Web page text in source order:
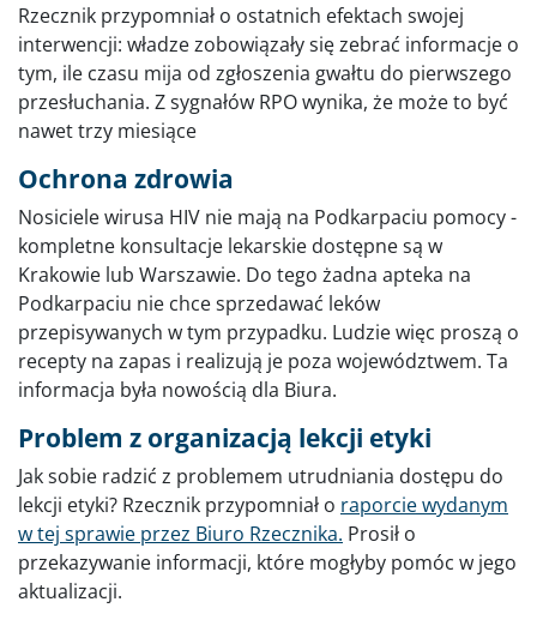
Rzecznik przypomniał o ostatnich efektach swojej
interwencji: władze zobowiązały się zebrać informacje o
tym, ile czasu mija od zgłoszenia gwałtu do pierwszego
przesłuchania. Z sygnałów RPO wynika, że może to być
nawet trzy miesiące
Ochrona zdrowia
Nosiciele wirusa HIV nie mają na Podkarpaciu pomocy -
kompletne konsultacje lekarskie dostępne są w
Krakowie lub Warszawie. Do tego żadna apteka na
Podkarpaciu nie chce sprzedawać leków
przepisywanych w tym przypadku. Ludzie więc proszą o
recepty na zapas i realizują je poza województwem. Ta
informacja była nowością dla Biura.
Problem z organizacją lekcji etyki
Jak sobie radzić z problemem utrudniania dostępu do
lekcji etyki? Rzecznik przypomniał o raporcie wydanym
w tej sprawie przez Biuro Rzecznika. Prosił o
przekazywanie informacji, które mogłyby pomóc w jego
aktualizacji.